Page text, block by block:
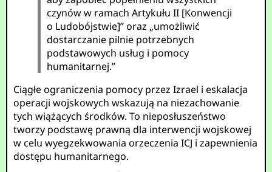
czynów w ramach Artykułu II [Konwencji
o Ludobójstwie]” oraz „umożliwić
dostarczanie pilnie potrzebnych
podstawowych usług i pomocy
humanitarnej.”
Ciągłe ograniczenia pomocy przez Izrael i eskalacja
operacji wojskowych wskazują na niezachowanie
tych wiążących środków. To nieposłuszeństwo
tworzy podstawę prawną dla interwencji wojskowej
w celu wyegzekwowania orzeczenia ICJ i zapewnienia
dostępu humanitarnego.